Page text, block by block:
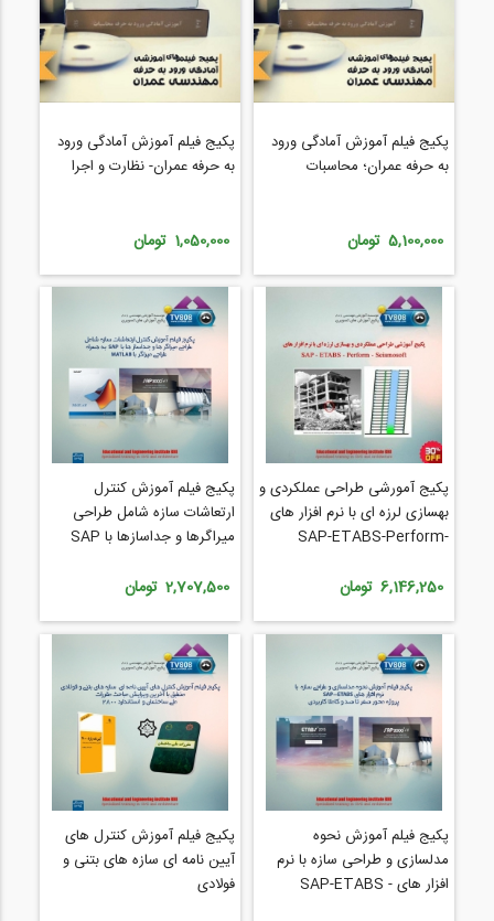
پکیج فیلم آموزش آمادگی ورود
به حرفه عمران؛ محاسبات
5,100,000 تومان
پکیج فیلم آموزش آمادگی ورود
به حرفه عمران- نظارت و اجرا
1,050,000 تومان
پکیج آمورشی طراحی عملکردی و
بهسازی لرزه ای با نرم افزار های
SAP-ETABS-Perform-
6,146,250 تومان
پکیج فیلم آموزش کنترل
ارتعاشات سازه شامل طراحی
میراگرها و جداسازها با SAP
،Opensees
2,707,500 تومان
پکیج فیلم آموزش نحوه
مدلسازی و طراحی سازه با نرم
افزار های SAP-ETABS -
پکیج فیلم آموزش کنترل های
آیین نامه ای سازه های بتنی و
فولادی